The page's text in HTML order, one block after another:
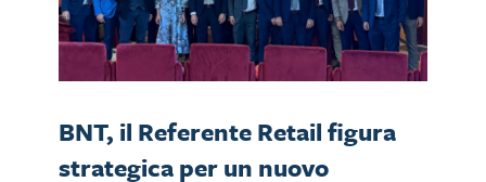
BNT, il Referente Retail figura
strategica per un nuovo